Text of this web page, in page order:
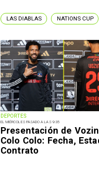
DEPORTES
EL MIÉRCOLES PASADO A LAS 9:35
Presentación de
Colo Colo: Fecha,
Contrato
LAS DIABLAS NATIONS CUP